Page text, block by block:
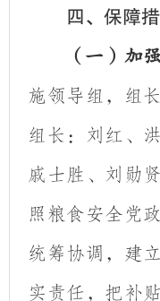
四、保障
（一）加
施领导组，组
组长：刘红、
戚士胜、刘勋
照粮食安全党
统筹协调，建
实责任，把补